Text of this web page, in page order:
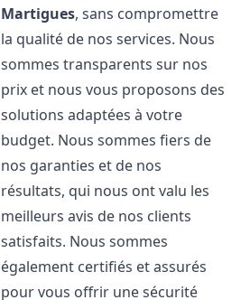
Martigues, sans compromettre
la qualité de nos services. Nous
sommes transparents sur nos
prix et nous vous proposons des
solutions adaptées à votre
budget. Nous sommes fiers de
nos garanties et de nos
résultats, qui nous ont valu les
meilleurs avis de nos clients
satisfaits. Nous sommes
également certifiés et assurés
pour vous offrir une sécurité